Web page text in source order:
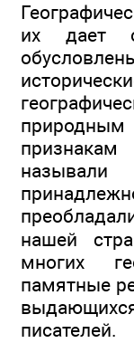
их дает
нашей
многих
памятные
писателей.